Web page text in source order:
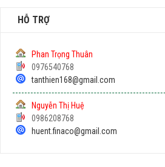
HỖ TRỢ
Phan Trọng Thuân
0976540768
tanthien168@gmail.com
Nguyễn Thị Huệ
0986208768
huent.finaco@gmail.com